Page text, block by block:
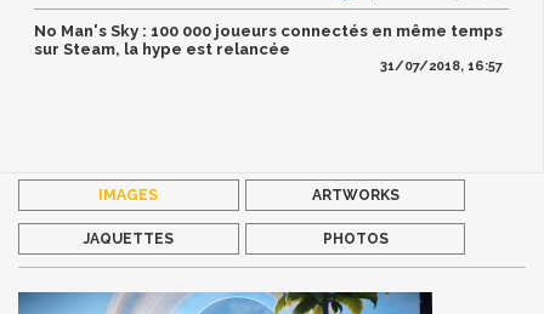
No Man's Sky : 100 000 joueurs connectés en même temps
sur Steam, la hype est relancée
31/07/2018, 16:57
IMAGES ARTWORKS
JAQUETTES PHOTOS